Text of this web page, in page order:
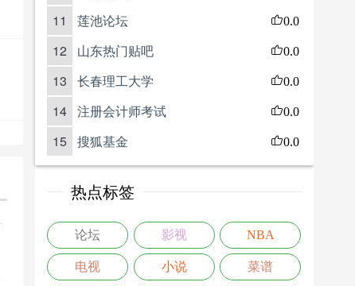
11 莲池论坛 0.0
12 山东热门贴吧 0.0
13 长春理工大学 0.0
14 注册会计师考试 0.0
15 搜狐基金 0.0
热点标签
论坛 影视 NBA
电视 小说 菜谱